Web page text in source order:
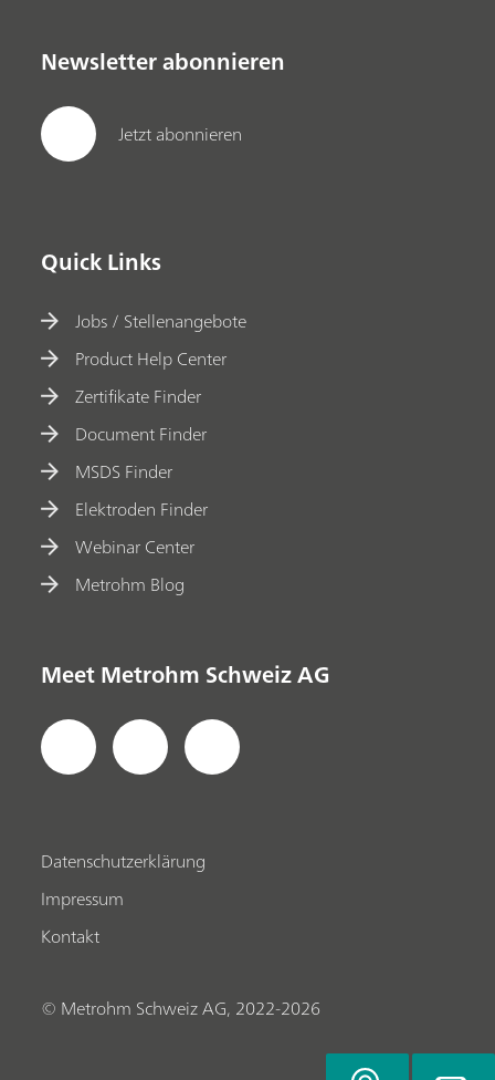
Newsletter abonnieren
Jetzt abonnieren
Quick Links
Jobs / Stellenangebote
Product Help Center
Zertifikate Finder
Document Finder
MSDS Finder
Elektroden Finder
Webinar Center
Metrohm Blog
Meet Metrohm Schweiz AG
Datenschutzerklärung
Impressum
Kontakt
© Metrohm Schweiz AG, 2022-2026